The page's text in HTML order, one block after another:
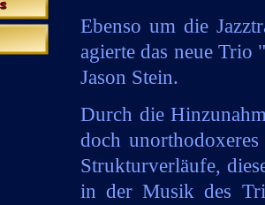
Ebenso um die
agierte das neue Trio
Jason Stein.
Durch die
doch
Strukturverläufe,
in der Musik des